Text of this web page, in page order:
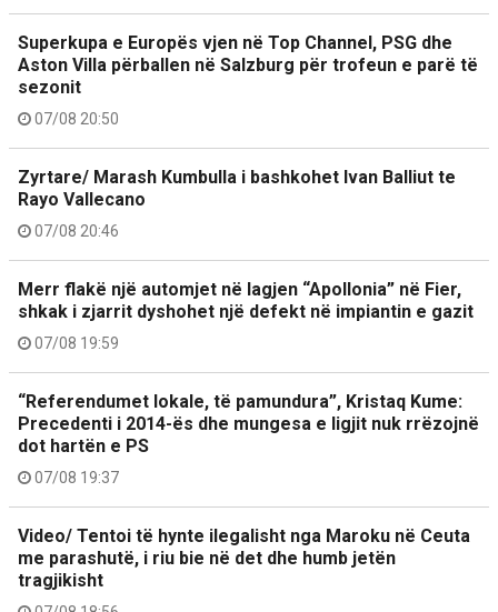
Superkupa e Europës vjen në Top Channel, PSG dhe
Aston Villa përballen në Salzburg për trofeun e parë të
sezonit
07/08 20:50
Zyrtare/ Marash Kumbulla i bashkohet Ivan Balliut te
Rayo Vallecano
07/08 20:46
Merr flakë një automjet në lagjen “Apollonia” në Fier,
shkak i zjarrit dyshohet një defekt në impiantin e gazit
07/08 19:59
“Referendumet lokale, të pamundura”, Kristaq Kume:
Precedenti i 2014-ës dhe mungesa e ligjit nuk rrëzojnë
dot hartën e PS
07/08 19:37
Video/ Tentoi të hynte ilegalisht nga Maroku në Ceuta
me parashutë, i riu bie në det dhe humb jetën
tragjikisht